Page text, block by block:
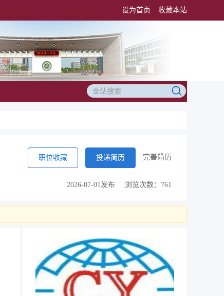
设为首页 收藏本站
职位收藏 投递简历 完善简历
2026-07-01发布 浏览次数：761